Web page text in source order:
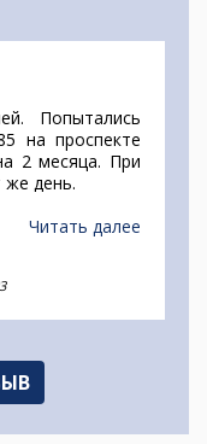
Попытались
на проспекте
2 месяца. При
же день.
Читать далее